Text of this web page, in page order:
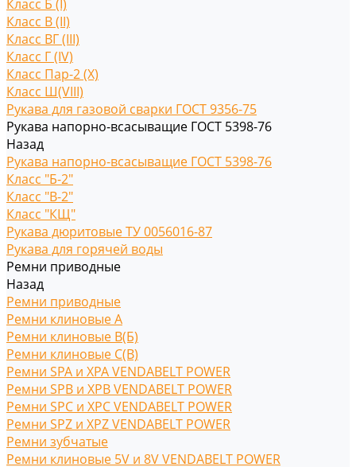
Класс Б (I)
Класс В (II)
Класс ВГ (III)
Класс Г (IV)
Класс Пар-2 (X)
Класс Ш(VIII)
Рукава для газовой сварки ГОСТ 9356-75
Рукава напорно-всасыващие ГОСТ 5398-76
Назад
Рукава напорно-всасыващие ГОСТ 5398-76
Класс "Б-2"
Класс "В-2"
Класс "КЩ"
Рукава дюритовые ТУ 0056016-87
Рукава для горячей воды
Ремни приводные
Назад
Ремни приводные
Ремни клиновые A
Ремни клиновые В(Б)
Ремни клиновые С(B)
Ремни SPA и XPA VENDABELT POWER
Ремни SPB и XPB VENDABELT POWER
Ремни SPC и XPC VENDABELT POWER
Ремни SPZ и XPZ VENDABELT POWER
Ремни зубчатые
Ремни клиновые 5V и 8V VENDABELT POWER